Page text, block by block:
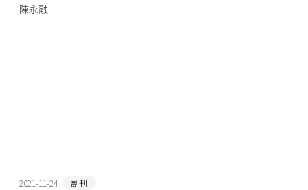
陳永融
2021-11-24 副刊